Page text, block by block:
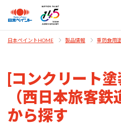
日本ペイントHOME 製品情報 重防食用
[コンクリート
（西日本旅客鉄
から探す